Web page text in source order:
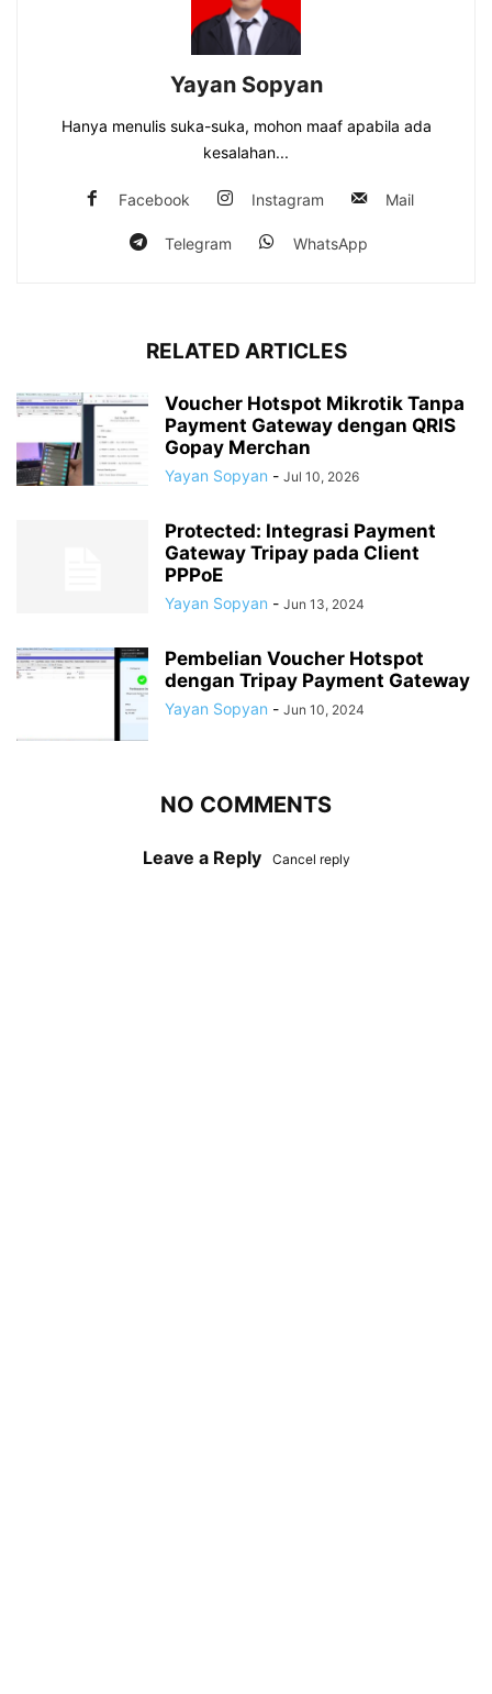
Yayan Sopyan
Hanya menulis suka-suka, mohon maaf apabila ada
kesalahan...
Facebook Instagram Mail
Telegram WhatsApp
RELATED ARTICLES
Voucher Hotspot Mikrotik Tanpa
Payment Gateway dengan QRIS
Gopay Merchan
Yayan Sopyan - Jul 10, 2026
Protected: Integrasi Payment
Gateway Tripay pada Client
PPPoE
Yayan Sopyan - Jun 13, 2024
Pembelian Voucher Hotspot
dengan Tripay Payment Gateway
Yayan Sopyan - Jun 10, 2024
NO COMMENTS
Leave a Reply Cancel reply